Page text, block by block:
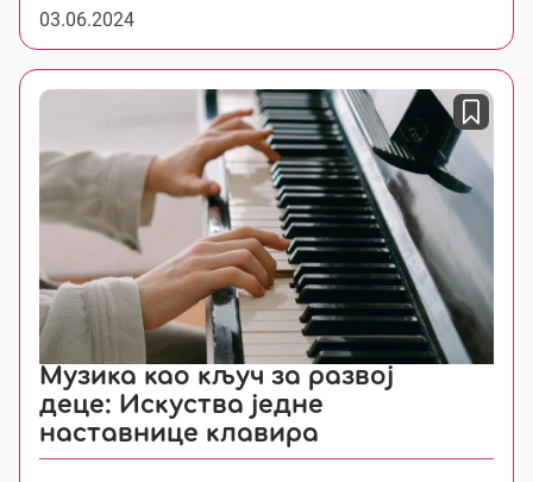
03.06.2024
Музика као кључ за развој
деце: Искуства једне
наставнице клавира